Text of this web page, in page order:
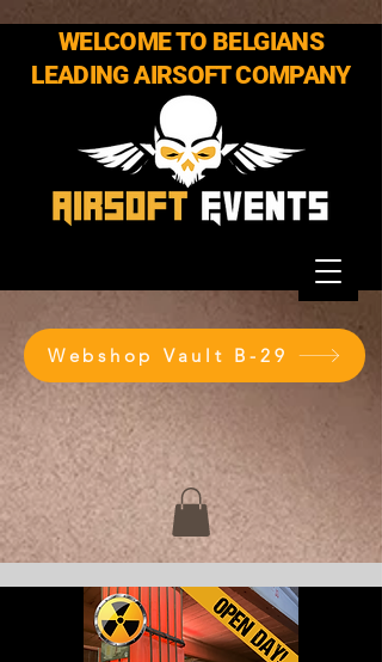
WELCOME TO BELGIANS
LEADING AIRSOFT COMPANY
Webshop Vault B-29